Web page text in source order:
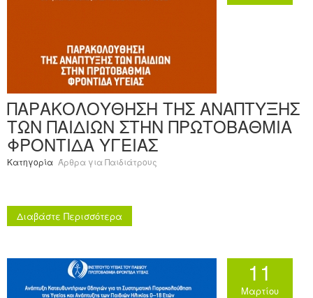
ΠΑΡΑΚΟΛΟΥΘΗΣΗ ΤΗΣ ΑΝΑΠΤΥΞΗΣ
ΤΩΝ ΠΑΙΔΙΩΝ ΣΤΗΝ ΠΡΩΤΟΒΑΘΜΙΑ
ΦΡΟΝΤΙΔΑ ΥΓΕΙΑΣ
Κατηγορία Άρθρα για Παιδιάτρους
Διαβάστε Περισσότερα
11
Μαρτίου